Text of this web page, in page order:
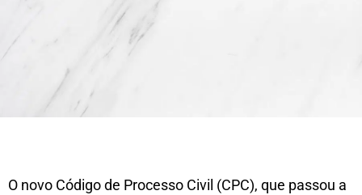
O novo Código de Processo Civil (CPC), que passou a